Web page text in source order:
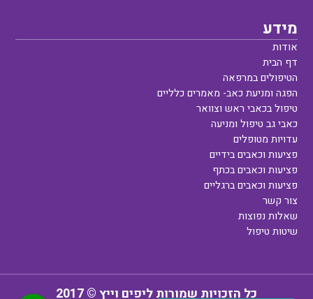
מידע
אודות
דף הבית
הטיפולים במרפאה
הפגה ומניעת כאב- מאמרים כלליים
טיפול בכאבי ראש וצוואר
כאבי גב טיפול ומניעה
עדויות מטופלים
פציעות וכאבים בידיים
פציעות וכאבים בכתף
פציעות וכאבים ברגליים
צור קשר
שאלות נפוצות
שיטות טיפול
כל הזכויות שמורות ליפים וייץ © 2017